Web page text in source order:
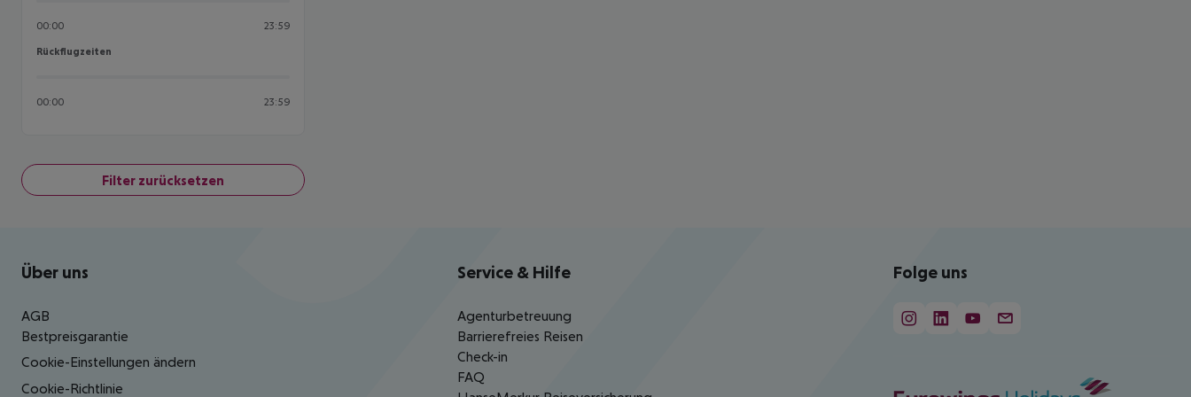
00:00 23:59
Rückflugzeiten
Rückflugzeiten
00:00 23:59
Filter zurücksetzen
Footer navigation
Über uns
AGB
Bestpreisgarantie
Cookie-Einstellungen ändern
Cookie-Richtlinie
Service & Hilfe
Agenturbetreuung
Barrierefreies Reisen
Check-in
FAQ
Folge uns